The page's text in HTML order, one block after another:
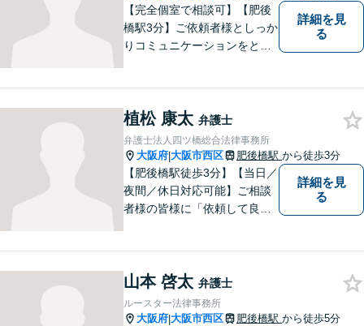
【完全個室で相談可】【肥後
橋駅3分】ご依頼者様としっか
りコミュニケーションをと
できるよう全力でサポートさ
せていただきます。一度ご相
談ください。
詳細を見
る
植松 康太 弁護士
弁護士法人四ツ橋総合法律事務所
大阪府|大阪市西区 肥後橋駅 から徒歩3分
【肥後橋駅徒歩3分】【当日／
夜間／休日対応可能】ご相談
者様の皆様に「依頼して良か
離婚／相続／不動産関連／企
業法務など、幅広く対応。ご
相談者様とともに問題を解決
詳細を見
る
山本 啓太 弁護士
ルースター法律事務所
大阪府|大阪市西区 肥後橋駅 から徒歩5分